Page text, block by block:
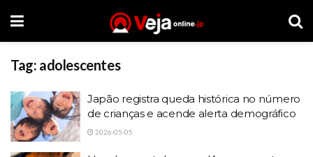
Tag: adolescentes
Japão registra queda histórica no número
de crianças e acende alerta demográfico
2026-05-05